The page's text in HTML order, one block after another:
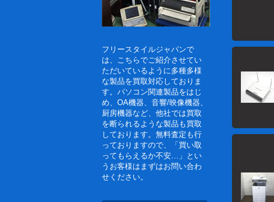
2020/01/12
2019/09/12
2018/12/03
フリースタイルジャパンで
は、こちらでご紹介させてい
ただいているように多種多様
な製品を買取対応しておりま
す。パソコン関連製品をはじ
め、OA機器、音響/映像機器、
厨房機器など、他社では買取
を断られるような製品も買取
しております。無料査定も行
っておりますので、「買い取
ってもらえるか不安…」とい
うお客様はまずはお問い合わ
せください。